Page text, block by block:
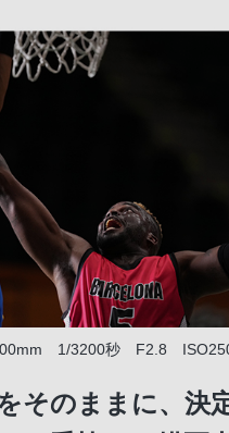
1/3200秒 F2.8
そのままに、決